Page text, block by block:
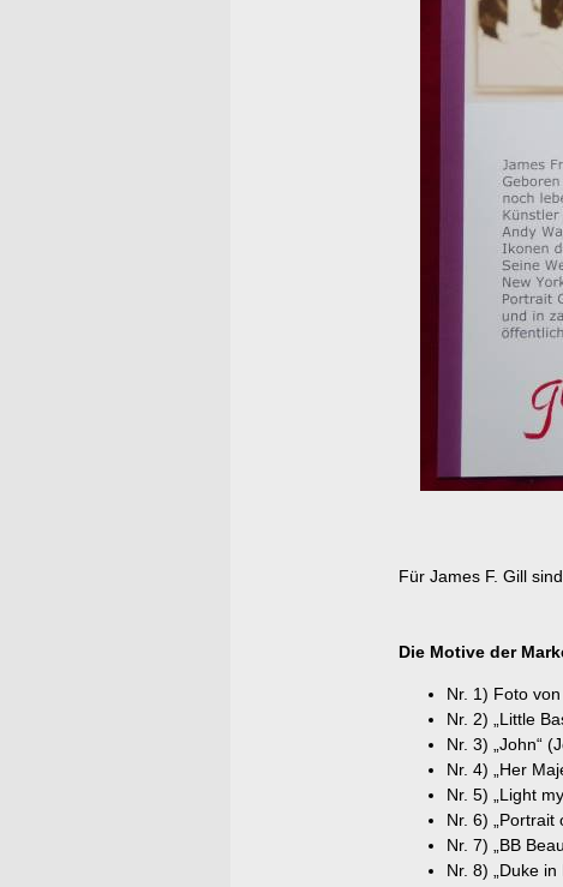
Für James F. Gill
Die Motive der
Nr. 1) Foto
Nr. 2) „Little
Nr. 3) „John“
Nr. 4) „Her
Nr. 5) „Light
Nr. 6) „Portrait
Nr. 7) „BB
Nr. 8) „Duke